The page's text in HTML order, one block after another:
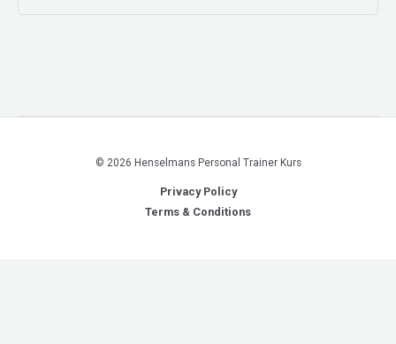
© 2026 Henselmans Personal Trainer Kurs
Privacy Policy
Terms & Conditions